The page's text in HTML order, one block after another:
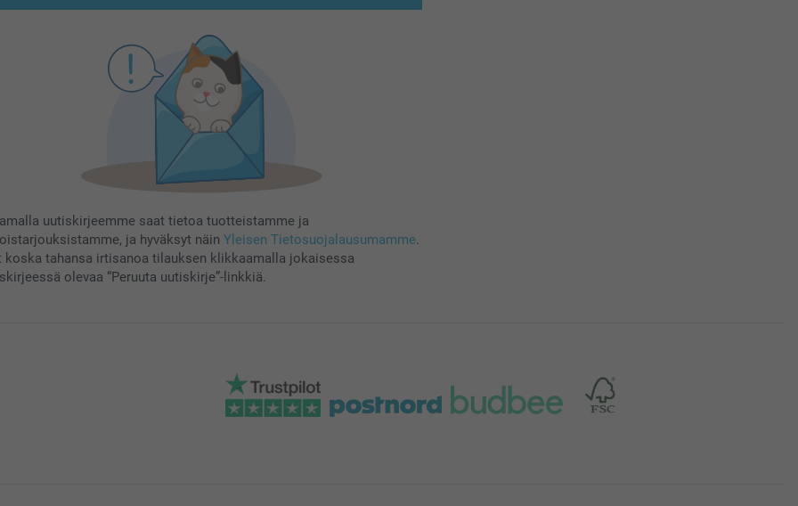
uutiskirjeemme saat tietoa tuotteistamme ja
ja hyväksyt näin Yleisen Tietosuojalausumamme.
koska tahansa irtisanoa tilauksen klikkaamalla jokaisessa
olevaa “Peruuta uutiskirje”-linkkiä.